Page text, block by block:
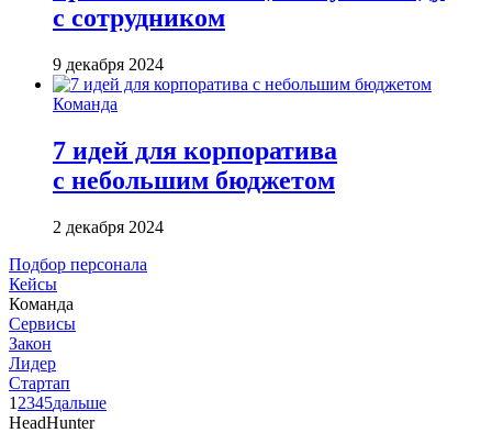
с сотрудником
9 декабря 2024
Команда
7 идей для корпоратива
с небольшим бюджетом
2 декабря 2024
Подбор персонала
Кейсы
Команда
Сервисы
Закон
Лидер
Стартап
1 2345дальше
HeadHunter